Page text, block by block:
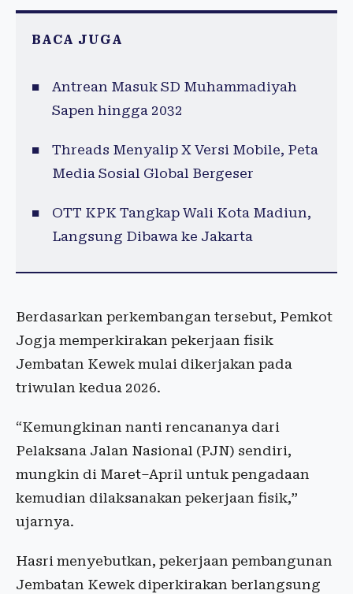
BACA JUGA
Antrean Masuk SD Muhammadiyah
Sapen hingga 2032
Threads Menyalip X Versi Mobile, Peta
Media Sosial Global Bergeser
OTT KPK Tangkap Wali Kota Madiun,
Langsung Dibawa ke Jakarta
Berdasarkan perkembangan tersebut, Pemkot
Jogja memperkirakan pekerjaan fisik
Jembatan Kewek mulai dikerjakan pada
triwulan kedua 2026.
“Kemungkinan nanti rencananya dari
Pelaksana Jalan Nasional (PJN) sendiri,
mungkin di Maret–April untuk pengadaan
kemudian dilaksanakan pekerjaan fisik,”
ujarnya.
Hasri menyebutkan, pekerjaan pembangunan
Jembatan Kewek diperkirakan berlangsung